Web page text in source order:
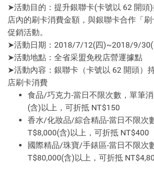
➤活動目的：提升銀聯卡(卡號以 62 開頭
店內的刷卡消費金額，與銀聯卡合作「刷
促銷活動。
➤活動日期：2018/7/12(四)~2018/9/30(
➤活動地點：全省采盟免稅店營運據點
➤活動內容：銀聯卡（卡號以 62 開頭）
店刷卡消費
食品/巧克力-當日不限次數，單筆
(含)以上，可折抵 NT$150
香水/化妝品/綜合精品-當日不限次
T$8,000(含)以上，可折抵 NT$400
國際精品/珠寶/手錶區-當日不限次
T$80,000(含)以上，可折抵